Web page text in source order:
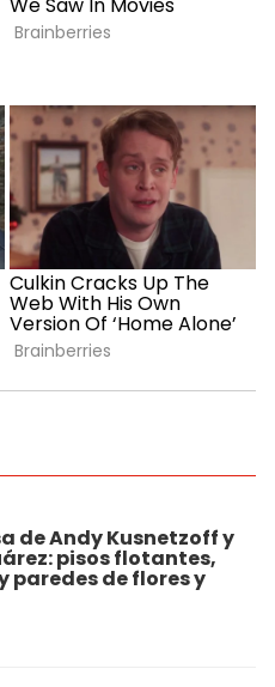
de Andy Kusnetzoff y
pisos flotantes,
paredes de flores y